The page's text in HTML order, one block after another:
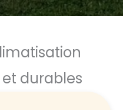
durables